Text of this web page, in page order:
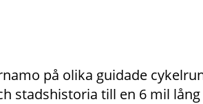
på olika guidade
stadshistoria till en 6 mil